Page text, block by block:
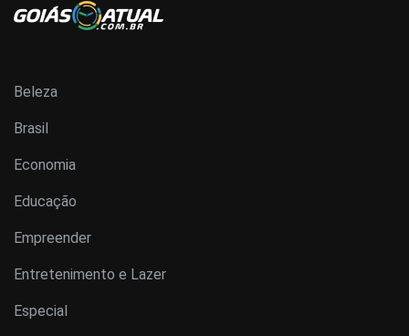
Beleza
Brasil
Economia
Educação
Empreender
Entretenimento e Lazer
Especial